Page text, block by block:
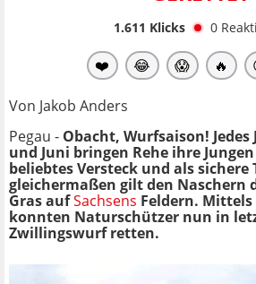
1.611 Klicks 0
❤️ 😂 😱 🔥
Von Jakob Anders
Pegau - Obacht, Wurfsaison!
und Juni bringen Rehe ihre
beliebtes Versteck und als sichere
gleichermaßen gilt den Naschern
Gras aufSachsens Feldern.
konnten Naturschützer nun in
Zwillingswurf retten.